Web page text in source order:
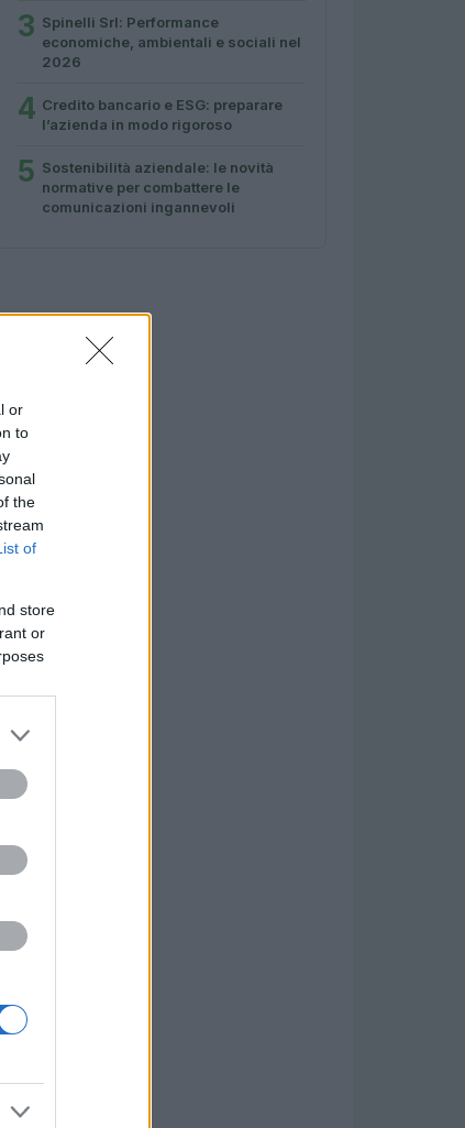
or
to
the
of
store
or
3 Spinelli Srl: Performance
economiche, ambientali e sociali nel
2026
4 Credito bancario e ESG: preparare
l’azienda in modo rigoroso
5 Sostenibilità aziendale: le novità
normative per combattere le
comunicazioni ingannevoli